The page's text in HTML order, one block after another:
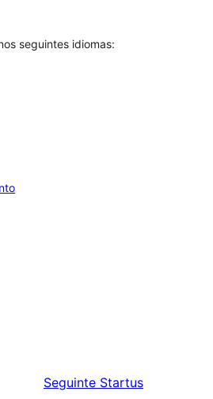
seguintes idiomas:
Seguinte Startus